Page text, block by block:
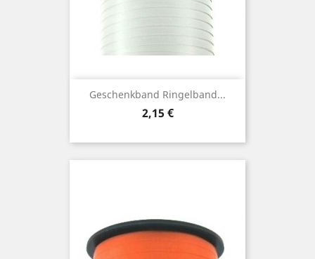
Geschenkband Ringelband...
Preis
2,15 €